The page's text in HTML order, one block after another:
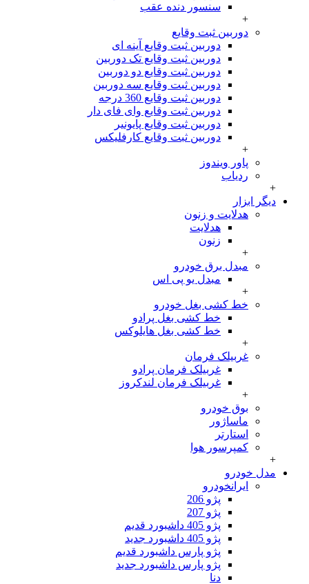
سنسور دنده عقب
+
دوربین ثبت وقایع
دوربین ثبت وقایع آینه ای
دوربین ثبت وقایع تک دوربین
دوربین ثبت وقایع دو دوربین
دوربین ثبت وقایع سه دوربین
دوربین ثبت وقایع 360 درجه
دوربین ثبت وقایع وای فای دار
دوربین ثبت وقایع پایونیر
دوربین ثبت وقایع کارفلیکس
+
پاور ویندوز
ردیاب
+
دیگر ابزار
هدلایت و زنون
هدلایت
زنون
+
مبدل برق خودرو
مبدل یو پی اس
+
خط کشی بغل خودرو
خط کشی بغل پرادو
خط کشی بغل هایلوکس
+
غربیلک فرمان
غربیلک فرمان پرادو
غربیلک فرمان لندکروز
+
بوق خودرو
ماساژور
استارتر
کمپرسور هوا
+
مدل خودرو
ایرانخودرو
پژو 206
پژو 207
پژو 405 داشبورد قدیم
پژو 405 داشبورد جدید
پژو پارس داشبورد قدیم
پژو پارس داشبورد جدید
دنا